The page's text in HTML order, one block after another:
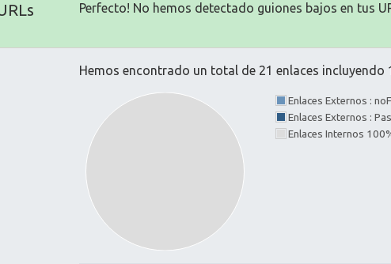
Perfecto! No hemos detectado guiones bajos en tus
Hemos encontrado un total de 21 enlaces incluyendo
Enlaces Externos :
Enlaces Externos :
Enlaces Internos